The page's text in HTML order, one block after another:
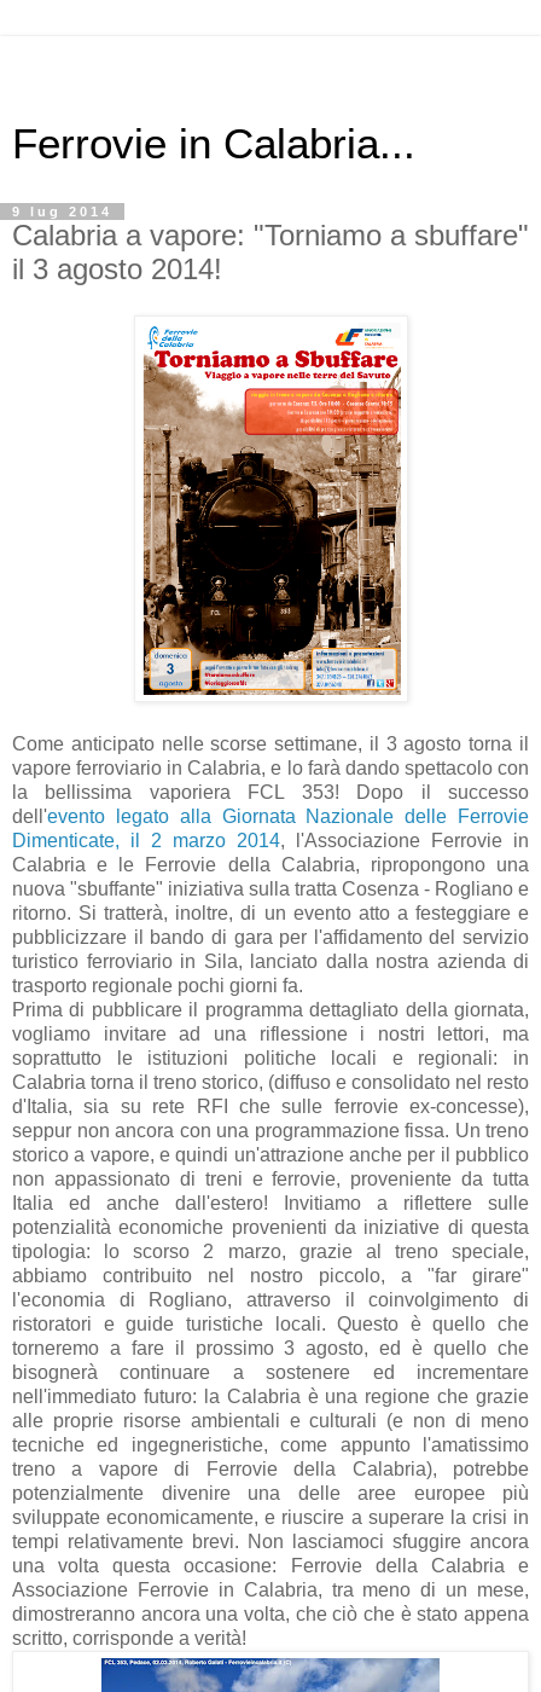
Ferrovie in Calabria...
9 lug 2014
Calabria a vapore: "Torniamo a sbuffare"
il 3 agosto 2014!
Come anticipato nelle scorse settimane, il 3 agosto torna il
vapore ferroviario in Calabria, e lo farà dando spettacolo con
la bellissima vaporiera FCL 353! Dopo il successo
dell'evento legato alla Giornata Nazionale delle Ferrovie
Dimenticate, il 2 marzo 2014, l'Associazione Ferrovie in
Calabria e le Ferrovie della Calabria, ripropongono una
nuova "sbuffante" iniziativa sulla tratta Cosenza - Rogliano e
ritorno. Si tratterà, inoltre, di un evento atto a festeggiare e
pubblicizzare il bando di gara per l'affidamento del servizio
turistico ferroviario in Sila, lanciato dalla nostra azienda di
trasporto regionale pochi giorni fa.
Prima di pubblicare il programma dettagliato della giornata,
vogliamo invitare ad una riflessione i nostri lettori, ma
soprattutto le istituzioni politiche locali e regionali: in
Calabria torna il treno storico, (diffuso e consolidato nel resto
d'Italia, sia su rete RFI che sulle ferrovie ex-concesse),
seppur non ancora con una programmazione fissa. Un treno
storico a vapore, e quindi un'attrazione anche per il pubblico
non appassionato di treni e ferrovie, proveniente da tutta
Italia ed anche dall'estero! Invitiamo a riflettere sulle
potenzialità economiche provenienti da iniziative di questa
tipologia: lo scorso 2 marzo, grazie al treno speciale,
abbiamo contribuito nel nostro piccolo, a "far girare"
l'economia di Rogliano, attraverso il coinvolgimento di
ristoratori e guide turistiche locali. Questo è quello che
torneremo a fare il prossimo 3 agosto, ed è quello che
bisognerà continuare a sostenere ed incrementare
nell'immediato futuro: la Calabria è una regione che grazie
alle proprie risorse ambientali e culturali (e non di meno
tecniche ed ingegneristiche, come appunto l'amatissimo
treno a vapore di Ferrovie della Calabria), potrebbe
potenzialmente divenire una delle aree europee più
sviluppate economicamente, e riuscire a superare la crisi in
tempi relativamente brevi. Non lasciamoci sfuggire ancora
una volta questa occasione: Ferrovie della Calabria e
Associazione Ferrovie in Calabria, tra meno di un mese,
dimostreranno ancora una volta, che ciò che è stato appena
scritto, corrisponde a verità!